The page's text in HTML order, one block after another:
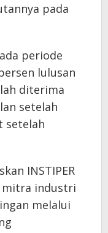
pada
periode
lulusan
diterima
setelah
setelah
INSTIPER
mitra industri
melalui